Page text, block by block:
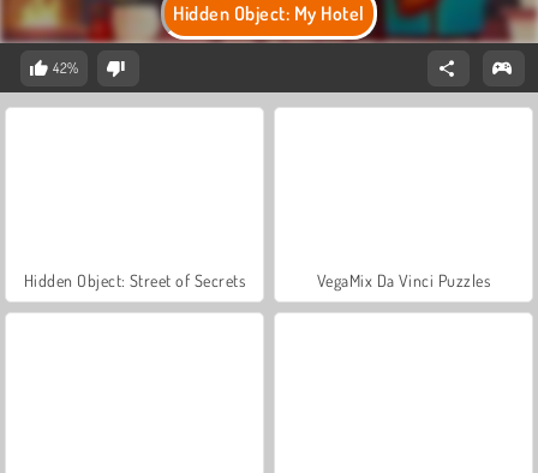
Hidden Object: My Hotel
42%
Hidden Object: Street of Secrets VegaMix Da Vinci Puzzles